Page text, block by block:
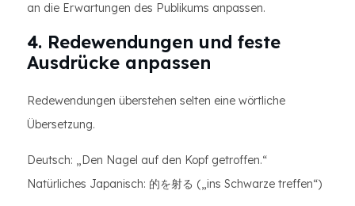
an die Erwartungen des Publikums anpassen.
4. Redewendungen und feste
Ausdrücke anpassen
Redewendungen überstehen selten eine wörtliche
Übersetzung.
Deutsch: „Den Nagel auf den Kopf getroffen.“
Natürliches Japanisch: 的を射る („ins Schwarze treffen“)